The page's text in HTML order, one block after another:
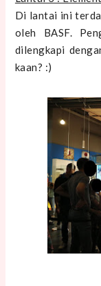
Di lantai ini
oleh BASF.
dilengkapi
kaan? :)